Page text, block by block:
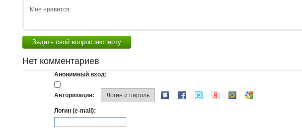
Мне нравится:
Задать свой вопрос эксперту
Нет комментариев
Анонимный вход:
Авторизация: Логин и пароль
Логин (e-mail):